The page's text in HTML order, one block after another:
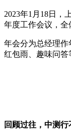
2023年1月18日，
年度工作会议，全
年会分为总经理作
红包雨、趣味问答
回顾过往，中测行